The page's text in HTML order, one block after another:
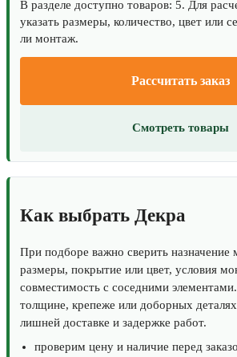
В разделе доступно товаров: 5. Для
указать размеры, количество, цвет или
ли монтаж.
Рассчитать заказ
Смотреть товары
Как выбрать Декра
При подборе важно сверить назначение
размеры, покрытие или цвет, условия
совместимость с соседними
толщине, крепеже или доборных
лишней доставке и задержке работ.
проверим цену и наличие перед